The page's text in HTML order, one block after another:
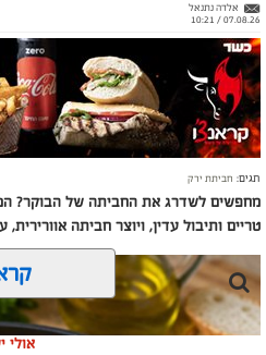
אלדה נתנאל
07.08.26 / 10:21
תגים: חביתת ירק
מחפשים לשדרג את החביתה של הבוקר?
טריים ותיבול עדין, ויוצר חביתה
אולי